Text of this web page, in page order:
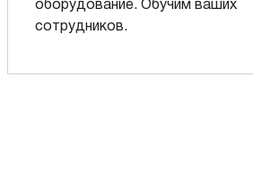
оборудование. Обучим ваших
сотрудников.